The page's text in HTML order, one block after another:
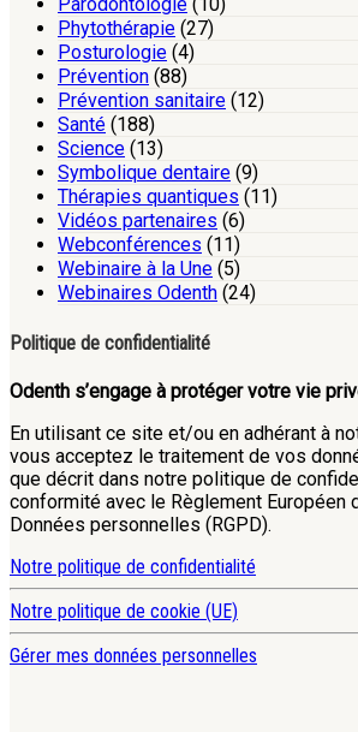
Parodontologie (10)
Phytothérapie (27)
Posturologie (4)
Prévention (88)
Prévention sanitaire (12)
Santé (188)
Science (13)
Symbolique dentaire (9)
Thérapies quantiques (11)
Vidéos partenaires (6)
Webconférences (11)
Webinaire à la Une (5)
Webinaires Odenth (24)
Politique de confidentialité
Odenth s’engage à protéger votre vie
En utilisant ce site et/ou en adhérant à
vous acceptez le traitement de vos
que décrit dans notre politique de
conformité avec le Règlement Européen
Données personnelles (RGPD).
Notre politique de confidentialité
Notre politique de cookie (UE)
Gérer mes données personnelles